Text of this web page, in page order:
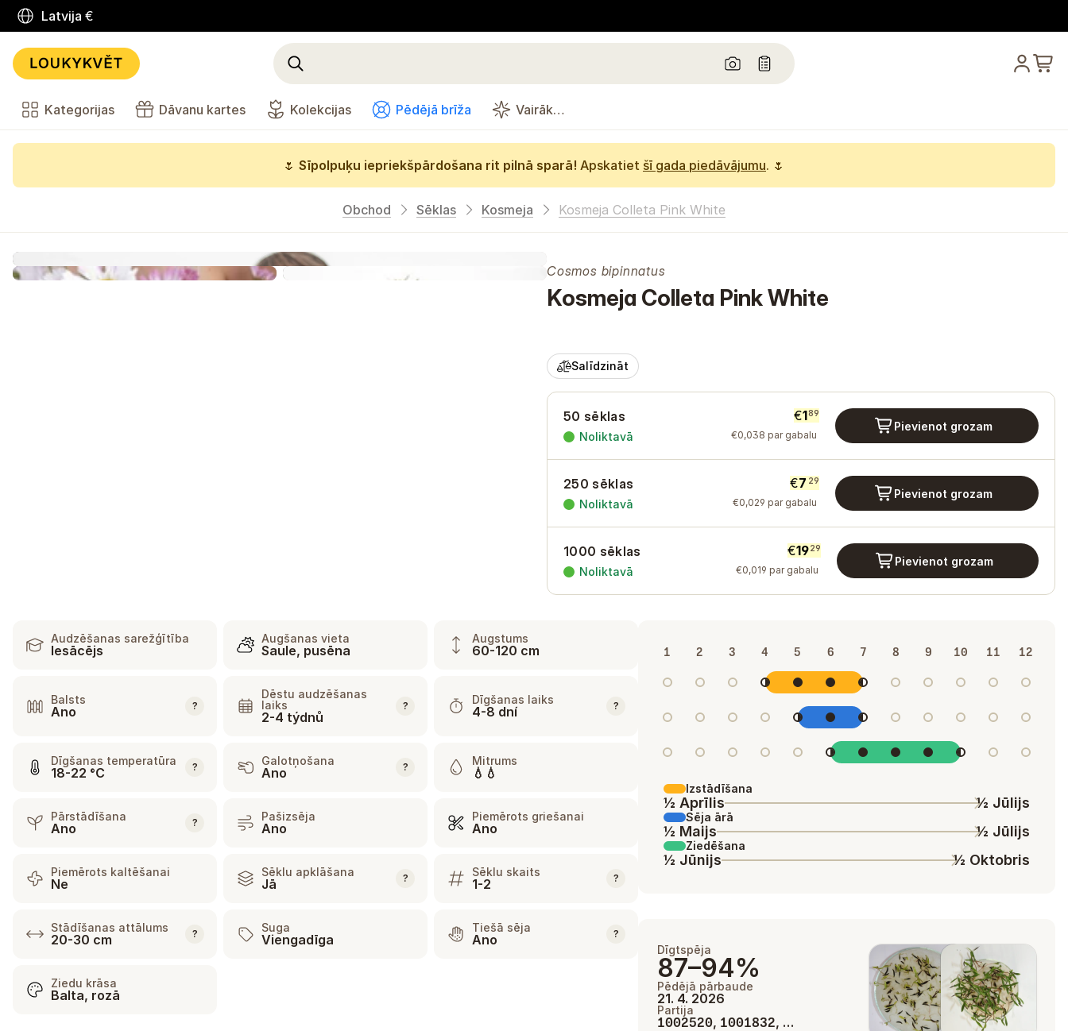
Latvija €
Kategorijas Dāvanu kartes Kolekcijas Pēdējā brīža Vairāk…
🌷 Sīpolpuķu iepriekšpārdošana rit pilnā sparā! Apskatiet šī gada piedāvājumu. 🌷
Obchod Sēklas Kosmeja Kosmeja Colleta Pink White
Cosmos bipinnatus
Kosmeja Colleta Pink White
Salīdzināt
50 sēklas
Noliktavā
€189
€0,038 par gabalu
Pievienot grozam
250 sēklas
Noliktavā
€7 29
€0,029 par gabalu
Pievienot grozam
1000 sēklas
Noliktavā
€1929
€0,019 par gabalu
Pievienot grozam
Audzēšanas sarežģītība
Iesācējs
Augšanas vieta
Saule, pusēna
Augstums
60-120 cm
Balsts
Ano ?
Dēstu audzēšanas
laiks
2-4 týdnů
? Dīgšanas laiks
4-8 dní ?
Dīgšanas temperatūra
18-22 °C ? Galotņošana
Ano ? Mitrums
💧💧
Pārstādīšana
Ano ? Pašizsēja
Ano
Piemērots griešanai
Ano
Piemērots kaltēšanai
Ne
Sēklu apklāšana
Jā ? Sēklu skaits
1-2 ?
Stādīšanas attālums
20-30 cm ? Suga
Viengadīga
Tiešā sēja
Ano ?
Ziedu krāsa
Balta, rozā
1 2 3 4 5 6 7 8 9 10 11 12
Izstādīšana
½ Aprīlis ½ Jūlijs
Sēja ārā
½ Maijs ½ Jūlijs
Ziedēšana
½ Jūnijs ½ Oktobris
Dīgtspēja
87–94%
Pēdējā pārbaude
21. 4. 2026
Partija
1002520, 1001832, …